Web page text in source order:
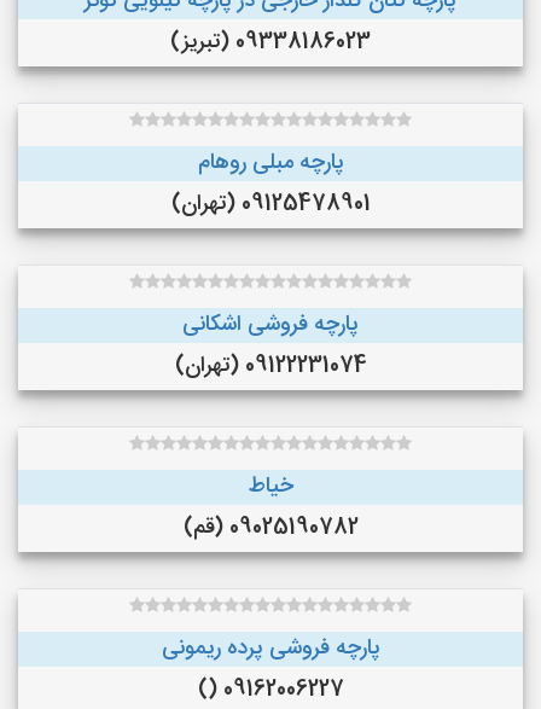
09338186023 (تبریز)
پارچه مبلی روهام
09125478901 (تهران)
پارچه فروشی اشکانی
09122231074 (تهران)
خیاط
09025190782 (قم)
پارچه فروشی پرده ریمونی
09162006227 ()